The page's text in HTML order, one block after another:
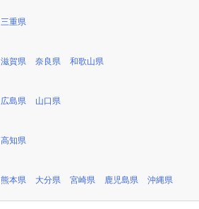
三重県
滋賀県 奈良県 和歌山県
広島県 山口県
高知県
熊本県 大分県 宮崎県 鹿児島県 沖縄県